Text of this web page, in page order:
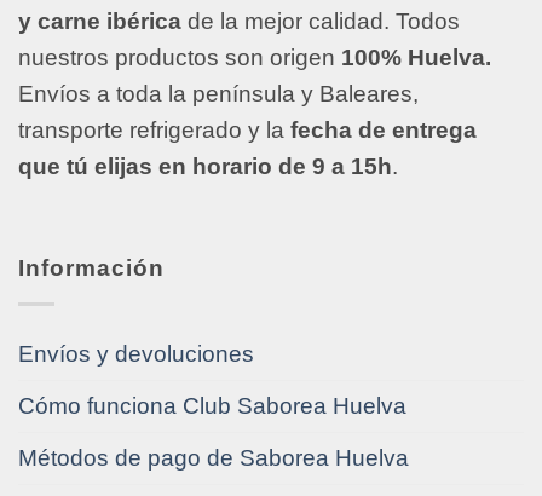
y carne ibérica de la mejor calidad. Todos
nuestros productos son origen 100% Huelva.
Envíos a toda la península y Baleares,
transporte refrigerado y la fecha de entrega
que tú elijas en horario de 9 a 15h.
Información
Envíos y devoluciones
Cómo funciona Club Saborea Huelva
Métodos de pago de Saborea Huelva